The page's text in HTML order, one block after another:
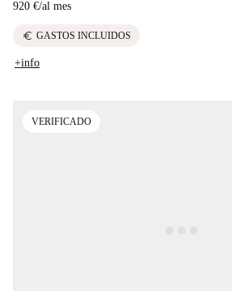
920 €/al mes
euro GASTOS INCLUIDOS
+info
VERIFICADO